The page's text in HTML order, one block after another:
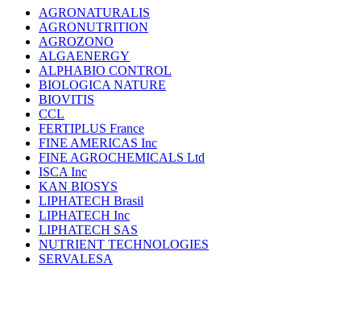
AGRONATURALIS
AGRONUTRITION
AGROZONO
ALGAENERGY
ALPHABIO CONTROL
BIOLOGICA NATURE
BIOVITIS
CCL
FERTIPLUS France
FINE AMERICAS Inc
FINE AGROCHEMICALS Ltd
ISCA Inc
KAN BIOSYS
LIPHATECH Brasil
LIPHATECH Inc
LIPHATECH SAS
NUTRIENT TECHNOLOGIES
SERVALESA